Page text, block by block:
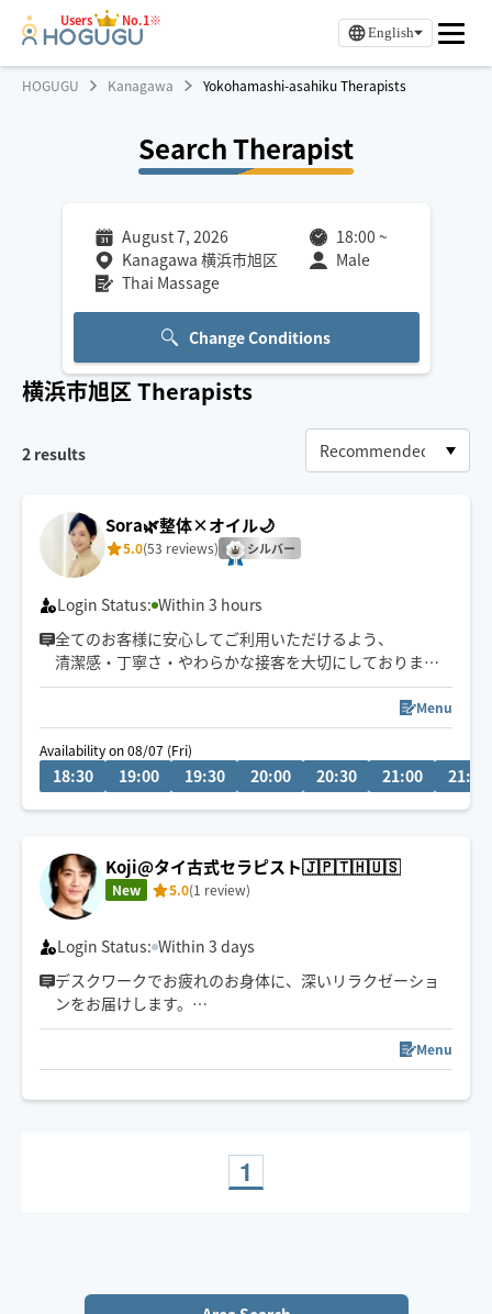
Users No.1※
English
HOGUGU Kanagawa Yokohamashi-asahiku Therapists
Search Therapist
August 7, 2026 18:00 ~
Kanagawa 横浜市旭区
Male
Thai Massage
Change Conditions
横浜市旭区Therapists
2 results
Sora🌿整体×オイル🌙
5.0(53 reviews) シルバー
Login Status: Within 3 hours
全てのお客様に安心してご利用いただけるよう、
清潔感・丁寧さ・やわらかな接客を大切にしております
🌙
予約枠×の場合でも、
事前に↗︎のチャット💬いただけますと
対応可能な場合がございます😊
Menu
Availability on 08/07 (Fri)
18:30 19:00 19:30 20:00 20:30 21:00 21:30
Koji@タイ古式セラピスト🇯🇵🇹🇭🇺🇸
New 5.0(1 review)
Login Status: Within 3 days
デスクワークでお疲れのお身体に、深いリラクゼーショ
ンをお届けします。
ニューヨークでプロのダンサー(コンテンポラリー、バレ
エ)として名門の舞踊団に初の日本人として入団し、10年
活動しておりました。ストレッチはお任せください。お
また、パーソナルトレーナーとしても活動しておりまし
た。解剖学を元にした、お客様個人のお悩みに合わせた
Menu
1